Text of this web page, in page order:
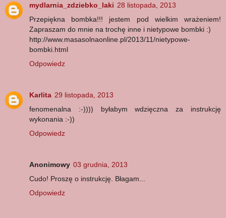
mydlarnia_zdziebko_laki 28 listopada, 2013
Przepiękna bombka!!! jestem pod wielkim wrażeniem!
Zapraszam do mnie na trochę inne i nietypowe bombki :)
http://www.masasolnaonline.pl/2013/11/nietypowe-
bombki.html
Odpowiedz
Karlita 29 listopada, 2013
fenomenalna :-)))) byłabym wdzięczna za instrukcję
wykonania :-))
Odpowiedz
Anonimowy 03 grudnia, 2013
Cudo! Proszę o instrukcję. Błagam...
Odpowiedz